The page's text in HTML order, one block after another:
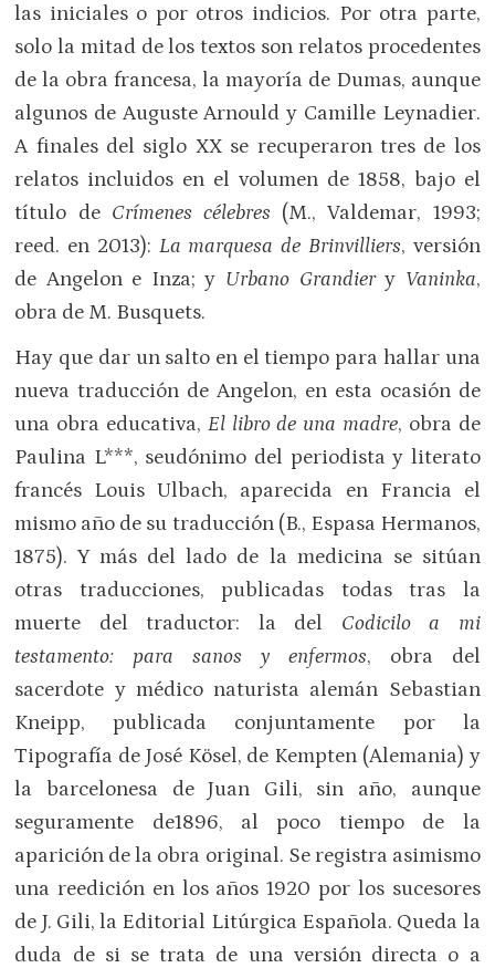
las iniciales o por otros indicios. Por otra parte,
solo la mitad de los textos son relatos procedentes
de la obra francesa, la mayoría de Dumas, aunque
algunos de Auguste Arnould y Camille Leynadier.
A finales del siglo XX se recuperaron tres de los
relatos incluidos en el volumen de 1858, bajo el
título de Crímenes célebres (M., Valdemar, 1993;
reed. en 2013): La marquesa de Brinvilliers, versión
de Angelon e Inza; y Urbano Grandiery Vaninka,
obra de M. Busquets.
Hay que dar un salto en el tiempo para hallar una
nueva traducción de Angelon, en esta ocasión de
una obra educativa, El libro de una madre, obra de
Paulina L***, seudónimo del periodista y literato
francés Louis Ulbach, aparecida en Francia el
mismo año de su traducción (B., Espasa Hermanos,
1875). Y más del lado de la medicina se sitúan
otras traducciones, publicadas todas tras la
muerte del traductor: la del Codicilo a mi
testamento: para sanos y enfermos, obra del
sacerdote y médico naturista alemán Sebastian
Kneipp, publicada conjuntamente por la
Tipografía de José Kösel, de Kempten (Alemania) y
la barcelonesa de Juan Gili, sin año, aunque
seguramente de1896, al poco tiempo de la
aparición de la obra original. Se registra asimismo
una reedición en los años 1920 por los sucesores
de J. Gili, la Editorial Litúrgica Española. Queda la
duda de si se trata de una versión directa o a